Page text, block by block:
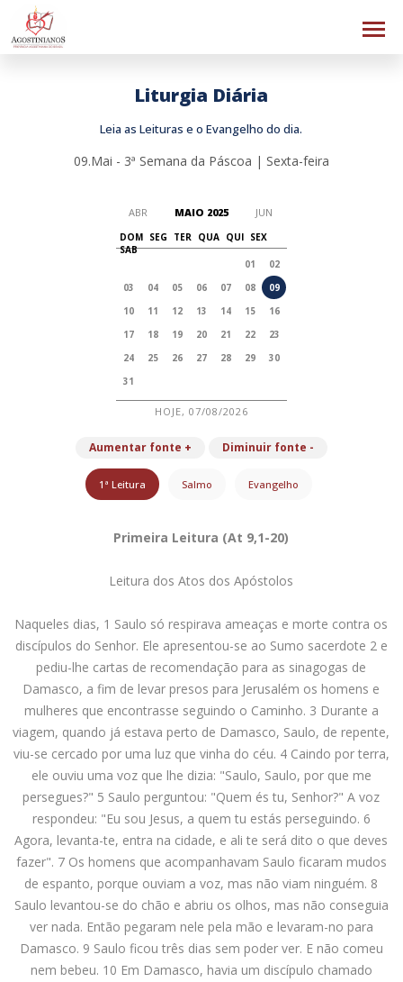
Liturgia Diária
Leia as Leituras e o Evangelho do dia.
09.Mai - 3ª Semana da Páscoa | Sexta-feira
ABR MAIO 2025 JUN
DOM SEG TER QUA QUI
SEX
SAB
01
02
03
04 05 06 07 08
09
10
11 12 13 14 15
16
17
18 19 20 21 22
23
24
25 26 27 28 29
30
31
HOJE, 07/08/2026
Aumentar fonte + Diminuir fonte -
1ª Leitura Salmo Evangelho
Primeira Leitura (At 9,1-20)
Leitura dos Atos dos Apóstolos
Naqueles dias, 1 Saulo só respirava ameaças e morte contra os
discípulos do Senhor. Ele apresentou-se ao Sumo sacerdote 2 e
pediu-lhe cartas de recomendação para as sinagogas de
Damasco, a fim de levar presos para Jerusalém os homens e
mulheres que encontrasse seguindo o Caminho. 3 Durante a
viagem, quando já estava perto de Damasco, Saulo, de repente,
viu-se cercado por uma luz que vinha do céu. 4 Caindo por terra,
ele ouviu uma voz que lhe dizia: "Saulo, Saulo, por que me
persegues?" 5 Saulo perguntou: "Quem és tu, Senhor?" A voz
respondeu: "Eu sou Jesus, a quem tu estás perseguindo. 6
Agora, levanta-te, entra na cidade, e ali te será dito o que deves
fazer". 7 Os homens que acompanhavam Saulo ficaram mudos
de espanto, porque ouviam a voz, mas não viam ninguém. 8
Saulo levantou-se do chão e abriu os olhos, mas não conseguia
ver nada. Então pegaram nele pela mão e levaram-no para
Damasco. 9 Saulo ficou três dias sem poder ver. E não comeu
nem bebeu. 10 Em Damasco, havia um discípulo chamado